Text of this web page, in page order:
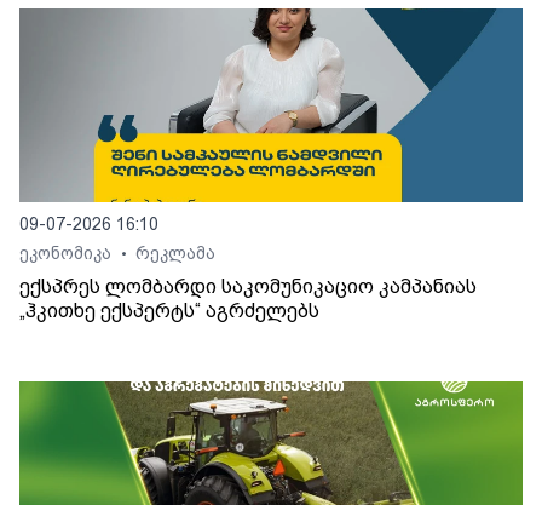
09-07-2026 16:10
ეკონომიკა
• რეკლამა
ექსპრეს ლომბარდი საკომუნიკაციო კამპანიას
„ჰკითხე ექსპერტს“ აგრძელებს